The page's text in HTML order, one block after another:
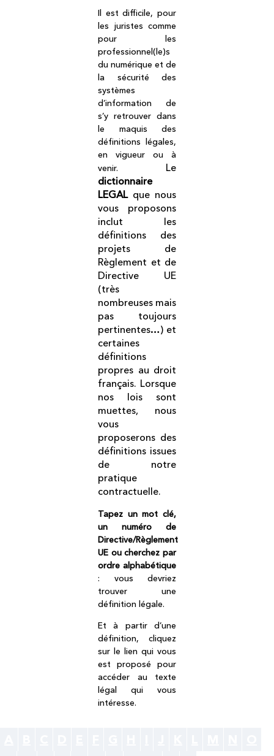
Il est difficile, pour
les juristes comme
pour les
professionnel(le)s
du numérique et de
la sécurité des
systèmes
d’information de
s’y retrouver dans
le maquis des
définitions légales,
en vigueur ou à
venir. Le
dictionnaire
LEGAL que nous
vous proposons
inclut les
définitions des
projets de
Règlement et de
Directive UE
(très
nombreuses mais
pas toujours
pertinentes…) et
certaines
définitions
propres au droit
français. Lorsque
nos lois sont
muettes, nous
vous
proposerons des
définitions issues
de notre
pratique
contractuelle.
Tapez un mot clé,
un numéro de
Directive/Règlement
UE ou cherchez par
ordre alphabétique
: vous devriez
trouver une
définition légale.
Et à partir d’une
définition, cliquez
sur le lien qui vous
est proposé pour
accéder au texte
légal qui vous
intéresse.